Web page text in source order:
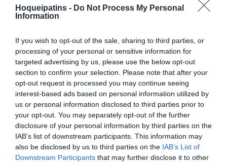
Hoqueipatins - Do Not Process My Personal
Information
If you wish to opt-out of the sale, sharing to third parties, or
processing of your personal or sensitive information for
targeted advertising by us, please use the below opt-out
section to confirm your selection. Please note that after your
opt-out request is processed you may continue seeing
interest-based ads based on personal information utilized by
us or personal information disclosed to third parties prior to
your opt-out. You may separately opt-out of the further
disclosure of your personal information by third parties on the
IAB’s list of downstream participants. This information may
also be disclosed by us to third parties on the IAB’s List of
Downstream Participants that may further disclose it to other
Saiba tudo sobre os Campeonatos
Nacionais Sub19 e Sub15 seguindo as
ligações apensas aos botões abaixo: